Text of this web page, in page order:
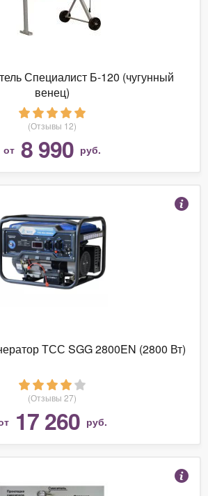
Специалист Б-120 (чугунный
венец)
(Отзывы 12)
от 8 990 руб.
ТСС SGG 2800EN (2800 Вт)
(Отзывы 27)
17 260 руб.